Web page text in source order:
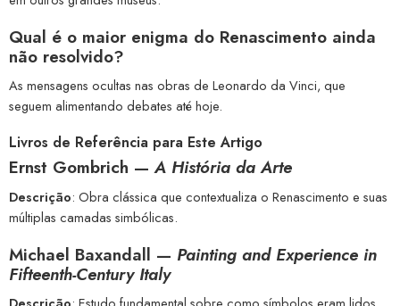
Qual é o maior enigma do Renascimento ainda
não resolvido?
As mensagens ocultas nas obras de Leonardo da Vinci, que
seguem alimentando debates até hoje.
Livros de Referência para Este Artigo
Ernst Gombrich —A História da Arte
Descrição: Obra clássica que contextualiza o Renascimento e suas
múltiplas camadas simbólicas.
Michael Baxandall — Painting and Experience in
Fifteenth-Century Italy